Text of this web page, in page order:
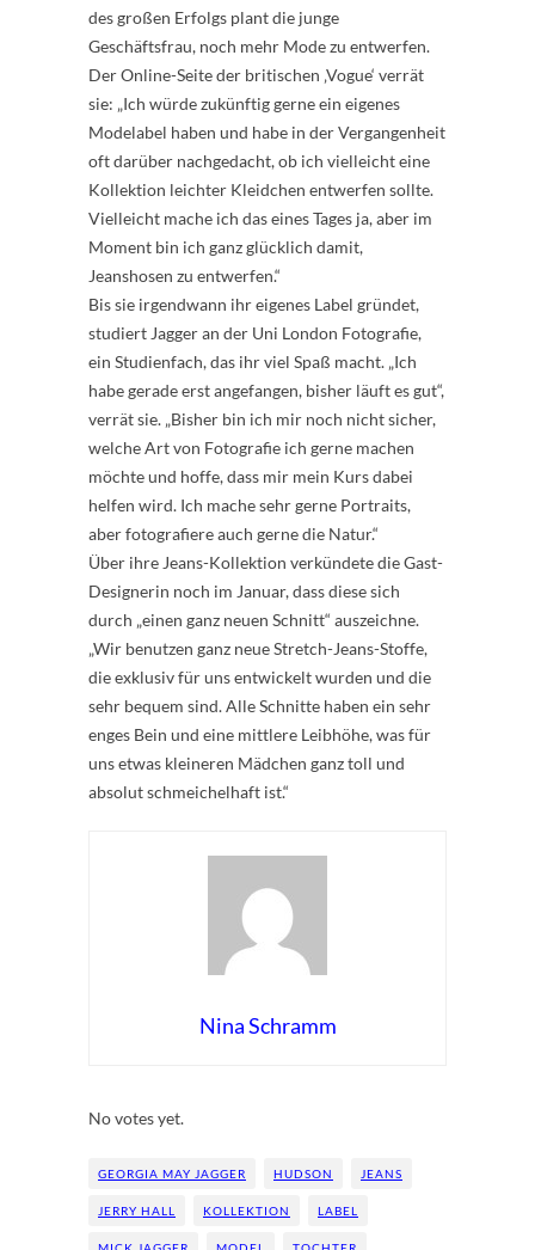
des großen Erfolgs plant die junge
Geschäftsfrau, noch mehr Mode zu entwerfen.
Der Online-Seite der britischen ‚Vogue‘ verrät
sie: „Ich würde zukünftig gerne ein eigenes
Modelabel haben und habe in der Vergangenheit
oft darüber nachgedacht, ob ich vielleicht eine
Kollektion leichter Kleidchen entwerfen sollte.
Vielleicht mache ich das eines Tages ja, aber im
Moment bin ich ganz glücklich damit,
Jeanshosen zu entwerfen.“
Bis sie irgendwann ihr eigenes Label gründet,
studiert Jagger an der Uni London Fotografie,
ein Studienfach, das ihr viel Spaß macht. „Ich
habe gerade erst angefangen, bisher läuft es gut“,
verrät sie. „Bisher bin ich mir noch nicht sicher,
welche Art von Fotografie ich gerne machen
möchte und hoffe, dass mir mein Kurs dabei
helfen wird. Ich mache sehr gerne Portraits,
aber fotografiere auch gerne die Natur.“
Über ihre Jeans-Kollektion verkündete die Gast-
Designerin noch im Januar, dass diese sich
durch „einen ganz neuen Schnitt“ auszeichne.
„Wir benutzen ganz neue Stretch-Jeans-Stoffe,
die exklusiv für uns entwickelt wurden und die
sehr bequem sind. Alle Schnitte haben ein sehr
enges Bein und eine mittlere Leibhöhe, was für
uns etwas kleineren Mädchen ganz toll und
absolut schmeichelhaft ist.“
Nina Schramm
No votes yet.
GEORGIA MAY JAGGER HUDSON JEANS
JERRY HALL KOLLEKTION LABEL